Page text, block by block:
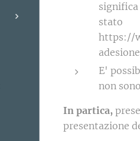
significa
https://
E'
non
In partica,
presentazione